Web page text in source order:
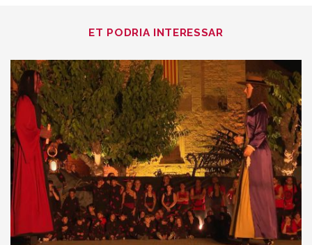
ET PODRIA INTERESSAR